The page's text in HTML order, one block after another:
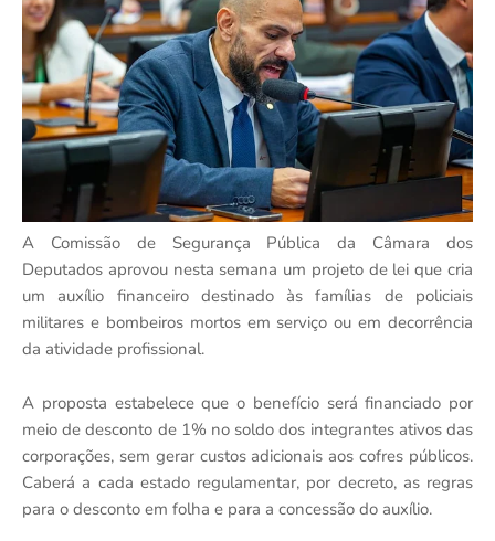
A Comissão de Segurança Pública da Câmara dos
Deputados aprovou nesta semana um projeto de lei que cria
um auxílio financeiro destinado às famílias de policiais
militares e bombeiros mortos em serviço ou em decorrência
da atividade profissional.
A proposta estabelece que o benefício será financiado por
meio de desconto de 1% no soldo dos integrantes ativos das
corporações, sem gerar custos adicionais aos cofres públicos.
Caberá a cada estado regulamentar, por decreto, as regras
para o desconto em folha e para a concessão do auxílio.